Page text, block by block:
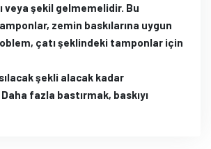
veya şekil gelmemelidir. Bu
zemin baskılarına uygun
çatı şeklindeki tamponlar için
şekli alacak kadar
Daha fazla bastırmak, baskıyı